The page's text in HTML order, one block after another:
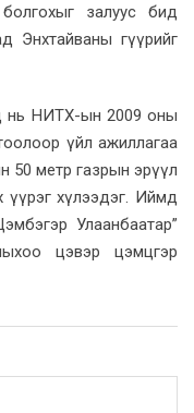
залуус бид
Энхтайваны гүүрийг
нь НИТХ-ын 2009 оны
үйл ажиллагаа
50 метр газрын эрүүл
үүрэг хүлээдэг. Иймд
Улаанбаатар”
цэвэр цэмцгэр